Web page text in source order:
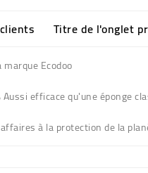
Titre de l'onglet
Ecodoo
Aussi efficace qu'une
à la protection de la